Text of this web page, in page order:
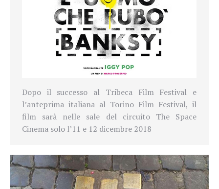
Dopo il successo al Tribeca Film Festival e
l’anteprima italiana al Torino Film Festival, il
film sarà nelle sale del circuito The Space
Cinema solo l’11 e 12 dicembre 2018